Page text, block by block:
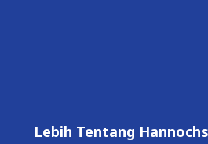
Lebih Tentang Hannochs